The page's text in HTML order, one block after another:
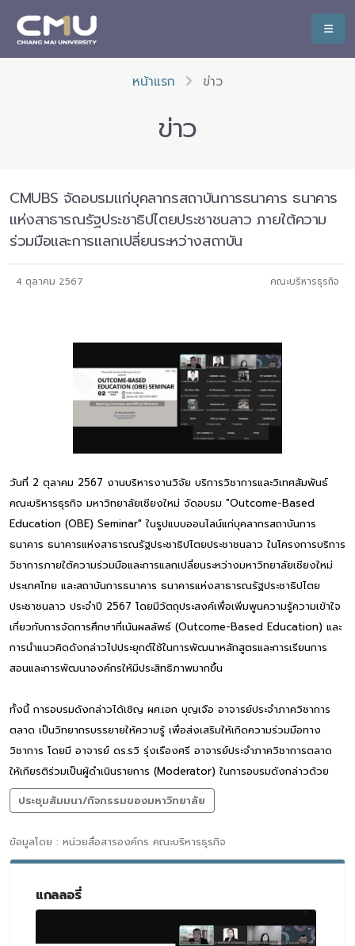
หน้าแรก ข่าว
ข่าว
CMUBS จัดอบรมแก่บุคลากรสถาบันการธนาคาร ธนาคาร
แห่งสาธารณรัฐประชาธิปไตยประชาชนลาว ภายใต้ความ
ร่วมมือและการแลกเปลี่ยนระหว่างสถาบัน
4 ตุลาคม 2567 คณะบริหารธุรกิจ
วันที่ 2 ตุลาคม 2567 งานบริหารงานวิจัย บริการวิชาการและวิเทศสัมพันธ์
คณะบริหารธุรกิจ มหาวิทยาลัยเชียงใหม่ จัดอบรม "Outcome-Based
Education (OBE) Seminar" ในรูปแบบออนไลน์แก่บุคลากรสถาบันการ
ธนาคาร ธนาคารแห่งสาธารณรัฐประชาธิปไตยประชาชนลาว ในโครงการบริการ
วิชาการภายใต้ความร่วมมือและการแลกเปลี่ยนระหว่างมหาวิทยาลัยเชียงใหม่
ประเทศไทย และสถาบันการธนาคาร ธนาคารแห่งสาธารณรัฐประชาธิปไตย
ประชาชนลาว ประจำปี 2567 โดยมีวัตถุประสงค์เพื่อเพิ่มพูนความรู้ความเข้าใจ
เกี่ยวกับการจัดการศึกษาที่เน้นผลลัพธ์ (Outcome-Based Education) และ
การนำแนวคิดดังกล่าวไปประยุกต์ใช้ในการพัฒนาหลักสูตรและการเรียนการ
สอนและการพัฒนาองค์กรให้มีประสิทธิภาพมากขึ้น
ทั้งนี้ การอบรมดังกล่าวได้เชิญ ผศ.เอก บุญเจือ อาจารย์ประจำภาควิชาการ
ตลาด เป็นวิทยากรบรรยายให้ความรู้ เพื่อส่งเสริมให้เกิดความร่วมมือทาง
วิชาการ โดยมี อาจารย์ ดร.รวิ รุ่งเรืองศรี อาจารย์ประจำภาควิชาการตลาด
ให้เกียรติร่วมเป็นผู้ดำเนินรายการ (Moderator) ในการอบรมดังกล่าวด้วย
ประชุมสัมมนา/กิจกรรมของมหาวิทยาลัย
ข้อมูลโดย : หน่วยสื่อสารองค์กร คณะบริหารธุรกิจ
แกลลอรี่